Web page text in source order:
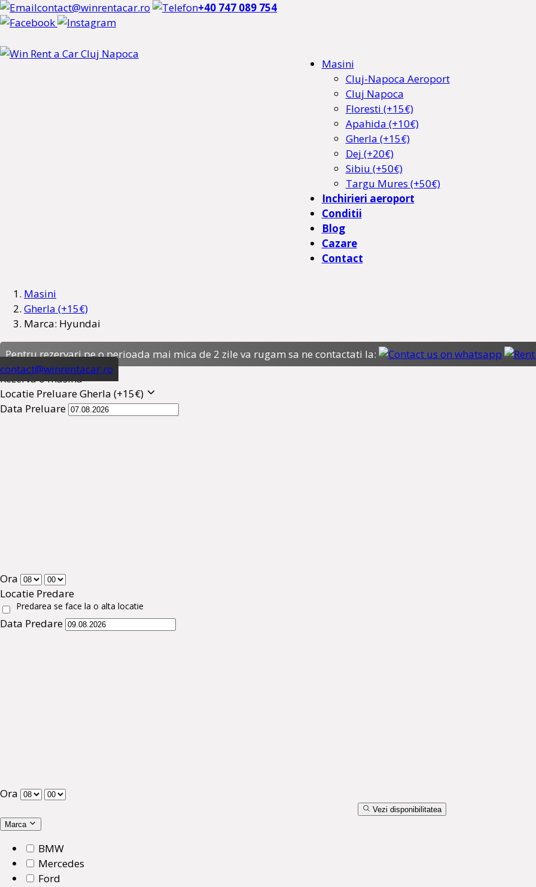
contact@winrentacar.ro +40 747 089 754
Masini
Cluj-Napoca Aeroport
Cluj Napoca
Floresti (+15€)
Apahida (+10€)
Gherla (+15€)
Dej (+20€)
Sibiu (+50€)
Targu Mures (+50€)
Inchirieri aeroport
Conditii
Blog
Cazare
Contact
Masini
Gherla (+15€)
Marca: Hyundai
Pentru rezervari pe o perioada mai mica de 2 zile va rugam sa ne contactati la:
contact@winrentacar.ro
Rezerva o masina
Locatie PreluareGherla (+15€)
Data Preluare
Ora
Locatie Predare
Predarea se face la o alta locatie
Data Predare
Ora
Vezi disponibilitatea
Marca
BMW
Mercedes
Ford